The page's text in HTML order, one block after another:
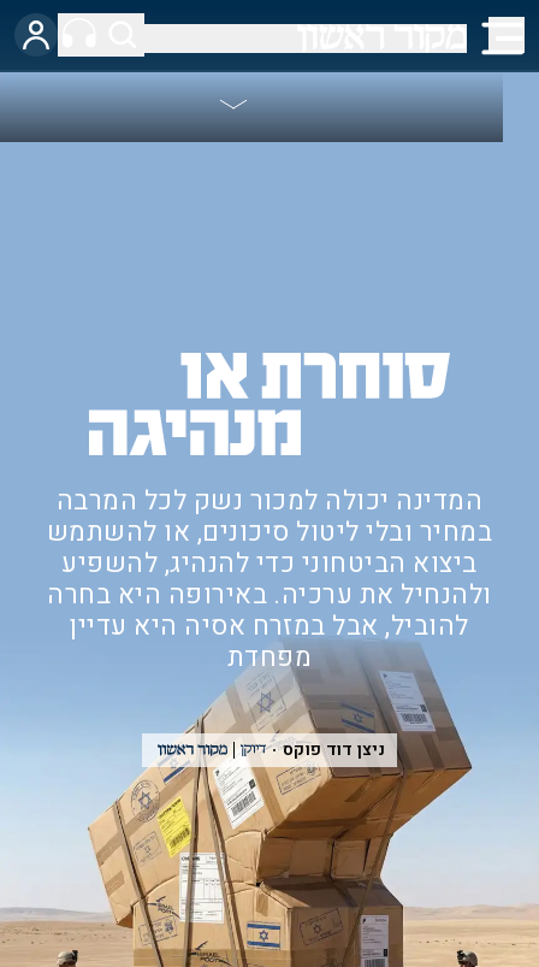
המדינה יכולה למכור נשק לכל המרבה
במחיר ובלי ליטול סיכונים, או להשתמש
ביצוא הביטחוני כדי להנהיג, להשפיע
ולהנחיל את ערכיה. באירופה היא בחרה
להוביל, אבל במזרח אסיה היא עדיין
מפחדת
ניצן דוד פוקס